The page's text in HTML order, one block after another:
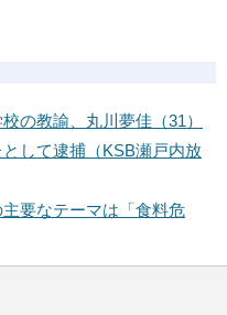
の教諭、丸川夢佳（31）
して逮捕（KSB瀬戸内放
要なテーマは「食料危